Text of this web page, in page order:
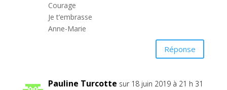
Courage
Je t’embrasse
Anne-Marie
Réponse
Pauline Turcotte sur 18 juin 2019 à 21 h 31